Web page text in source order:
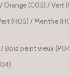
Orange (C05) / Vert
(H05) / Menthe
Bois peint vieux